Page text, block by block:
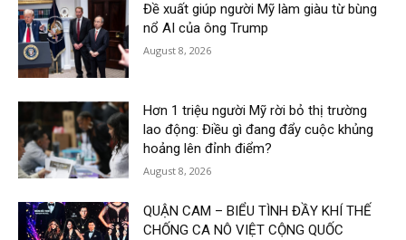
Đề xuất giúp người Mỹ làm giàu từ bùng
nổ AI của ông Trump
August 8, 2026
Hơn 1 triệu người Mỹ rời bỏ thị trường
lao động: Điều gì đang đẩy cuộc khủng
hoảng lên đỉnh điểm?
August 8, 2026
QUẬN CAM – BIỂU TÌNH ĐẦY KHÍ THẾ
CHỐNG CA NÔ VIỆT CỘNG QUỐC